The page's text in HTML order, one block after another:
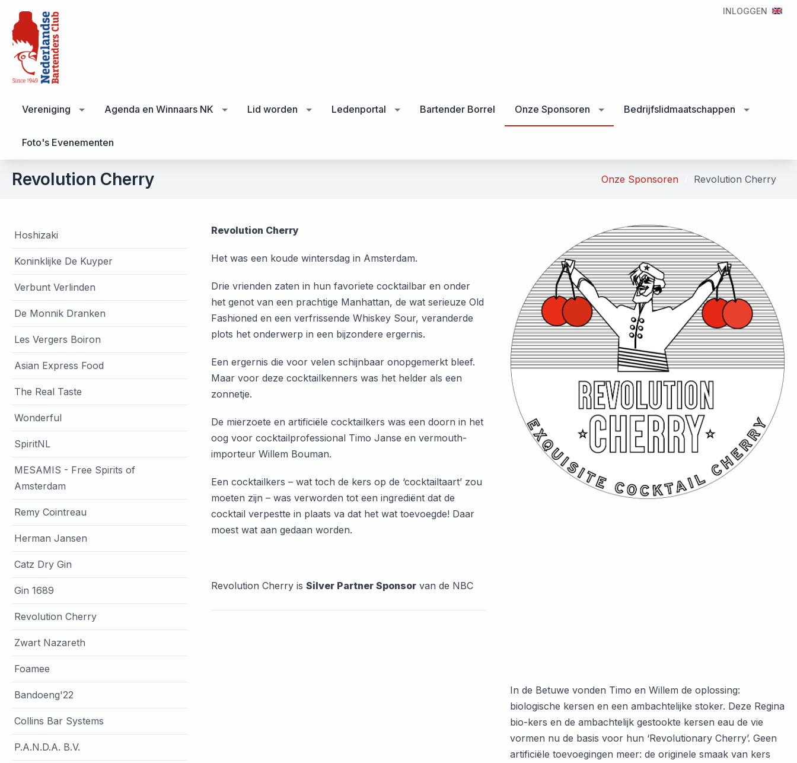
INLOGGEN
Vereniging Agenda en Winnaars NK Lid worden Ledenportal Bartender Borrel Onze Sponsoren Bedrijfslidmaatschappen
Foto's Evenementen
Onze Sponsoren Revolution Cherry
Revolution Cherry
Hoshizaki
Koninklijke De Kuyper
Verbunt Verlinden
De Monnik Dranken
Les Vergers Boiron
Asian Express Food
The Real Taste
Wonderful
SpiritNL
MESAMIS - Free Spirits of
Amsterdam
Remy Cointreau
Herman Jansen
Catz Dry Gin
Gin 1689
Revolution Cherry
Zwart Nazareth
Foamee
Bandoeng'22
Collins Bar Systems
P.A.N.D.A. B.V.
Revolution Cherry
Het was een koude wintersdag in Amsterdam.
Drie vrienden zaten in hun favoriete cocktailbar en onder
het genot van een prachtige Manhattan, de wat serieuze Old
Fashioned en een verfrissende Whiskey Sour, veranderde
plots het onderwerp in een bijzondere ergernis.
Een ergernis die voor velen schijnbaar onopgemerkt bleef.
Maar voor deze cocktailkenners was het helder als een
zonnetje.
De mierzoete en artificiële cocktailkers was een doorn in het
oog voor cocktailprofessional Timo Janse en vermouth-
importeur Willem Bouman.
Een cocktailkers – wat toch de kers op de ‘cocktailtaart’ zou
moeten zijn – was verworden tot een ingrediënt dat de
cocktail verpestte in plaats va dat het wat toevoegde! Daar
moest wat aan gedaan worden.
Revolution Cherry is Silver Partner Sponsor van de NBC
In de Betuwe vonden Timo en Willem de oplossing:
biologische kersen en een ambachtelijke stoker. Deze Regina
bio-kers en de ambachtelijk gestookte kersen eau de vie
vormen nu de basis voor hun ‘Revolutionary Cherry’. Geen
artificiële toevoegingen meer: de originele smaak van kers